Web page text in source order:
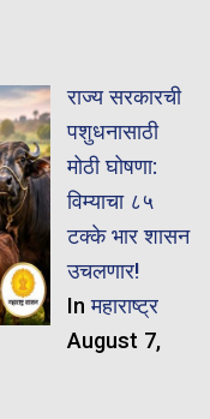
राज्य सरकारची
पशुधनासाठी
मोठी घोषणा:
विम्याचा ८५
टक्के भार शासन
उचलणार!
Inमहाराष्ट्र
August 7,